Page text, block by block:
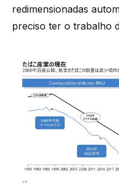
redimensionadas
preciso ter o trabalho